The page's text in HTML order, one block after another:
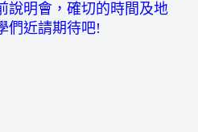
說明會，確切的時間及地
們近請期待吧!